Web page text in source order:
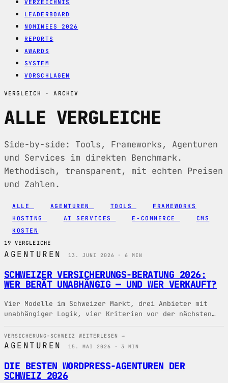
VERZEICHNIS
LEADERBOARD
NOMINEES 2026
REPORTS
AWARDS
SYSTEM
VORSCHLAGEN
VERGLEICH · ARCHIV
ALLE VERGLEICHE
Side-by-side: Tools, Frameworks, Agenturen
und Services im direkten Benchmark.
Methodisch, transparent, mit echten Preisen
und Zahlen.
ALLE AGENTUREN TOOLS
FRAMEWORKS
HOSTING
AI SERVICES E-COMMERCE
CMS
KOSTEN
19 VERGLEICHE
AGENTUREN 13. JUNI 2026 · 6 MIN
SCHWEIZER VERSICHERUNGS-BERATUNG 2026:
WER BERÄT UNABHÄNGIG — UND WER VERKAUFT?
Vier Modelle im Schweizer Markt, drei Anbieter mit
unabhängiger Logik, vier Kriterien vor der nächsten
Beratung.
VERSICHERUNG-SCHWEIZ WEITERLESEN →
AGENTUREN 15. MAI 2026 · 3 MIN
DIE BESTEN WORDPRESS-AGENTUREN DER
SCHWEIZ 2026